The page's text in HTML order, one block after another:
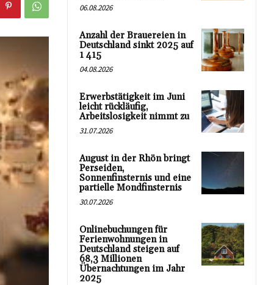
06.08.2026
Anzahl der Brauereien in
Deutschland sinkt 2025 auf
1 415
04.08.2026
Erwerbstätigkeit im Juni
leicht rückläufig,
Arbeitslosigkeit nimmt zu
31.07.2026
August in der Rhön bringt
Perseiden,
Sonnenfinsternis und eine
partielle Mondfinsternis
30.07.2026
Onlinebuchungen für
Ferienwohnungen in
Deutschland steigen auf
68,3 Millionen
Übernachtungen im Jahr
2025